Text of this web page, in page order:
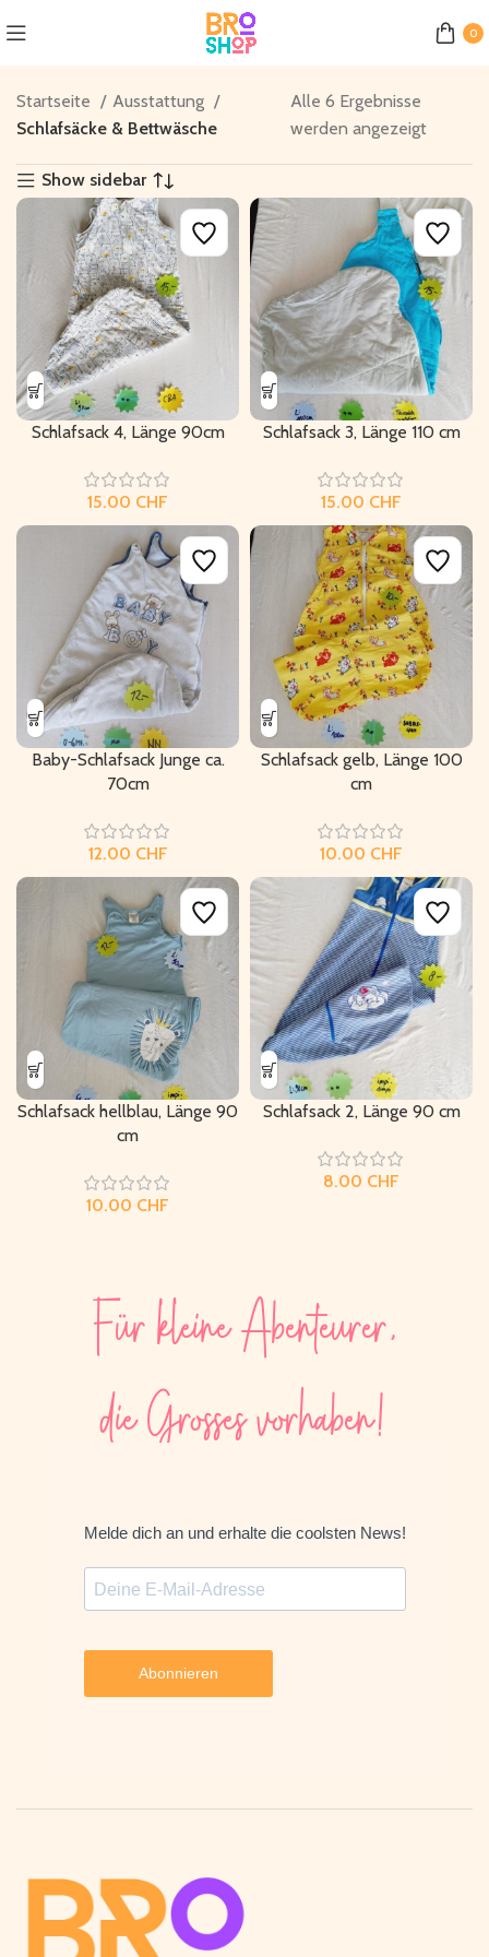
0
Startseite
Ausstattung
Schlafsäcke & Bettwäsche
Alle 6 Ergebnisse
werden angezeigt
Show sidebar
Schlafsack 4, Länge 90cm
CHF
Schlafsack 3, Länge 110 cm
CHF
Baby-Schlafsack Junge ca.
70cm
CHF
Schlafsack gelb, Länge 100
cm
CHF
Schlafsack hellblau, Länge 90
cm
CHF
Schlafsack 2, Länge 90 cm
CHF
Für kleine Abenteurer,
die Grosses vorhaben!
Melde dich an und erhalte die coolsten News!
Abonnieren